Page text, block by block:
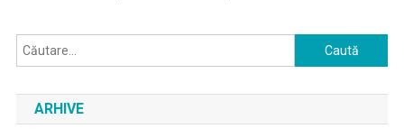
Caută
după:
ARHIVE